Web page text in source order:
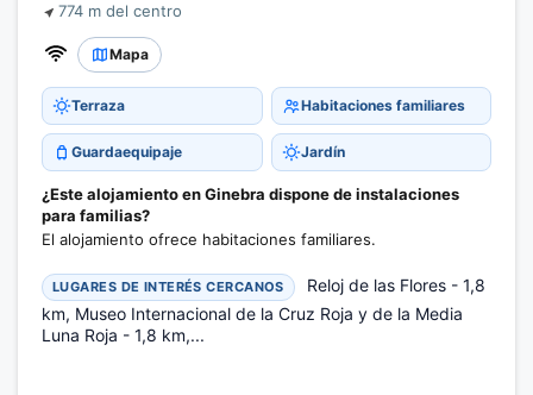
774 m del centro
Mapa
Terraza Habitaciones familiares
Guardaequipaje Jardín
¿Este alojamiento en Ginebra dispone de instalaciones
para familias?
El alojamiento ofrece habitaciones familiares.
LUGARES DE INTERÉS CERCANOS
Reloj de las Flores - 1,8
km, Museo Internacional de la Cruz Roja y de la Media
Luna Roja - 1,8 km,...